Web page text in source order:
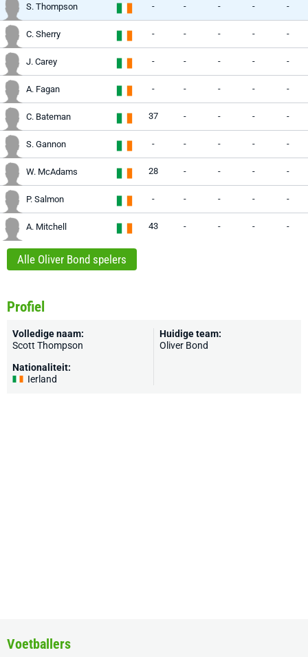
S. Thompson - - - - -
C. Sherry - - - - -
J. Carey - - - - -
A. Fagan - - - - -
C. Bateman 37 - - - -
S. Gannon - - - - -
W. McAdams 28 - - - -
P. Salmon - - - - -
A. Mitchell 43 - - - -
Alle Oliver Bond spelers
Profiel
Volledige naam:
Scott Thompson
Nationaliteit:
Ierland
Huidige team:
Oliver Bond
Voetballers